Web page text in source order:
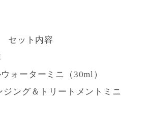
セット内容
ォーターミニ（30ml）
ジング＆トリートメントミニ